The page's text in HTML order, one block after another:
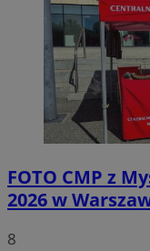
FOTO CMP z
2026 w
8